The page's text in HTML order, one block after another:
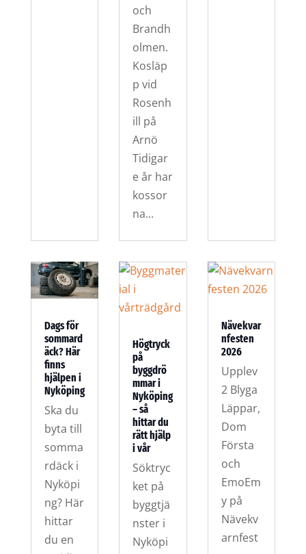
och
Brandh
olmen.
Kosläp
p vid
Rosenh
ill på
Arnö
Tidigar
e år har
kossor
na...
Dags för
sommard
äck? Här
finns
hjälpen i
Nyköping
Ska du
byta till
somma
rdäck i
Nyköpi
ng? Här
hittar
du en
Högtryck
på
byggdrö
mmar i
Nyköping
– så
hittar du
rätt hjälp
i vår
Söktryc
ket på
byggtjä
nster i
Nyköpi
Nävekvar
nfesten
2026
Upplev
2 Blyga
Läppar,
Dom
Första
och
EmoEm
y på
Nävekv
arnfest